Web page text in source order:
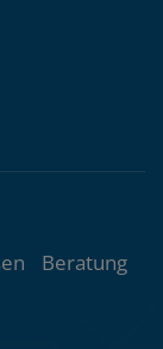
Beratung